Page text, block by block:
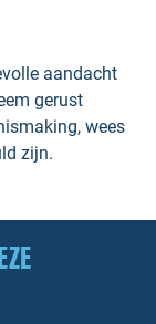
aandacht
gerust
wees
zijn.